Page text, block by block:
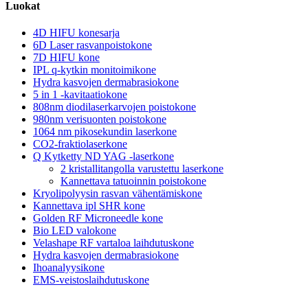
Luokat
4D HIFU konesarja
6D Laser rasvanpoistokone
7D HIFU kone
IPL q-kytkin monitoimikone
Hydra kasvojen dermabrasiokone
5 in 1 -kavitaatiokone
808nm diodilaserkarvojen poistokone
980nm verisuonten poistokone
1064 nm pikosekundin laserkone
CO2-fraktiolaserkone
Q Kytketty ND YAG -laserkone
2 kristallitangolla varustettu laserkone
Kannettava tatuoinnin poistokone
Kryolipolyysin rasvan vähentämiskone
Kannettava ipl SHR kone
Golden RF Microneedle kone
Bio LED valokone
Velashape RF vartaloa laihdutuskone
Hydra kasvojen dermabrasiokone
Ihoanalyysikone
EMS-veistoslaihdutuskone